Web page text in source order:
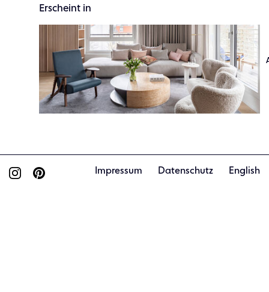
Erscheint in
Impressum Datenschutz English